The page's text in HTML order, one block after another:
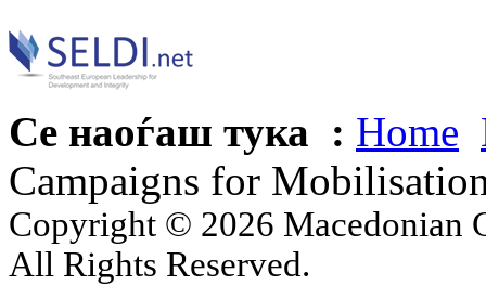
Се наоѓаш тука : Home
Campaigns for
Copyright © 2026 Macedonian
All Rights Reserved.